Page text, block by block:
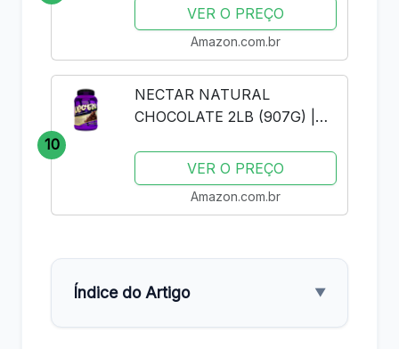
VER O PREÇO
Amazon.com.br
10
NECTAR NATURAL
CHOCOLATE 2LB (907G) |
ISOLADOVER O PREÇO
Amazon.com.br
Índice do Artigo ▼